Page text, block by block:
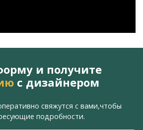
и получите
с дизайнером
свяжутся с вами,чтобы
подробности.